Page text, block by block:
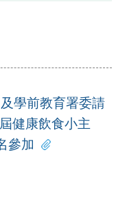
學前教育署委請
健康飲食小主
參加